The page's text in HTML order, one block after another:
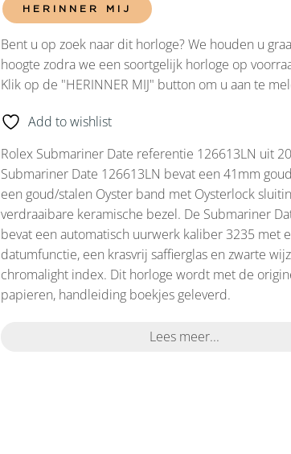
HERINNER MIJ
Bent u op zoek naar dit horloge? We houden u
hoogte zodra we een soortgelijk horloge op
Klik op de "HERINNER MIJ" button om u aan te
Add to wishlist
Rolex Submariner Date referentie 126613LN uit
Submariner Date 126613LN bevat een 41mm
een goud/stalen Oyster band met Oysterlock
verdraaibare keramische bezel. De Submariner
bevat een automatisch uurwerk kaliber 3235 met
datumfunctie, een krasvrij saffierglas en zwarte
chromalight index. Dit horloge wordt met de
papieren, handleiding boekjes geleverd.
Lees meer...